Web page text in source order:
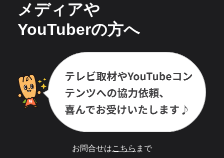
メディアや
YouTuberの方へ
お問合せはこちら まで